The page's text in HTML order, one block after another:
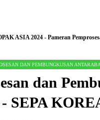
ASIA 2024 - Pameran
DAN PEMBUNGKUSAN
dan
SEPA